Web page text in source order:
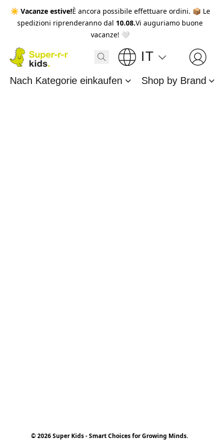
☀️ Vacanze estive!È ancora possibile effettuare ordini. 📦 Le
spedizioni riprenderanno dal 10.08.Vi auguriamo buone
vacanze! 🤍
IT
Nach Kategorie einkaufen Shop by Brand
© 2026 Super Kids - Smart Choices for Growing Minds.